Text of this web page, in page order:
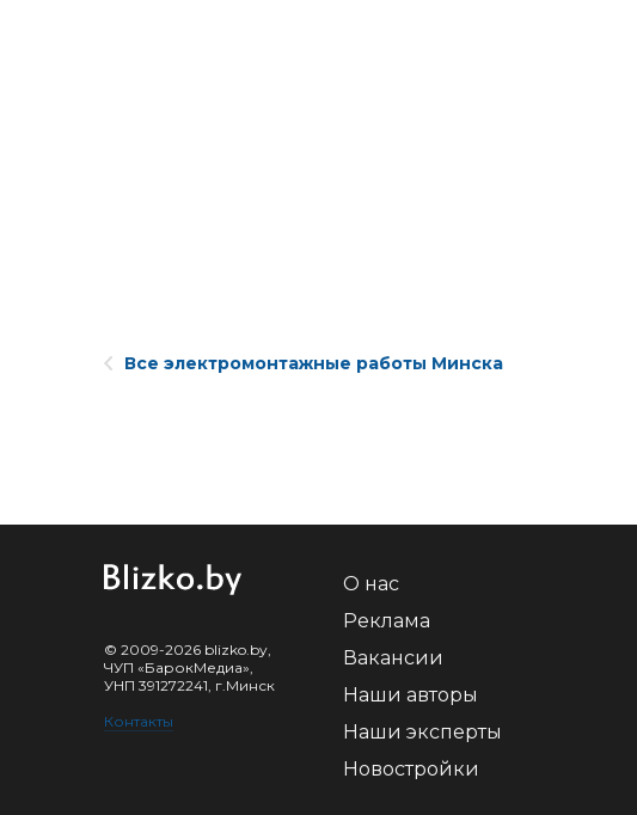
Все электромонтажные работы Минска
© 2009-2026 blizko.by,
ЧУП «БарокМедиа»,
УНП 391272241, г.Минск
Контакты
О нас
Реклама
Вакансии
Наши авторы
Наши эксперты
Новостройки